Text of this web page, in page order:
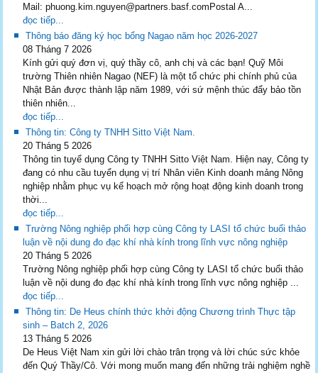
Mail: phuong.kim.nguyen@partners.basf.comPostal A...
đọc tiếp...
Thông báo đăng ký học bổng Nagao năm học 2026-2027
08 Tháng 7 2026
Kính gửi quý đơn vị, quý thầy cô, anh chị và các bạn! Quỹ Môi
trường Thiên nhiên Nagao (NEF) là một tổ chức phi chính phủ của
Nhật Bản được thành lập năm 1989, với sứ mệnh thúc đẩy bảo tồn
thiên nhiên...
đọc tiếp...
Thông tin: Công ty TNHH Sitto Việt Nam.
20 Tháng 5 2026
Thông tin tuyể dụng Công ty TNHH Sitto Việt Nam. Hiện nay, Công ty
đang có nhu cầu tuyển dụng vị trí Nhân viên Kinh doanh mảng Nông
nghiệp nhằm phục vụ kế hoạch mở rộng hoạt động kinh doanh trong
thời...
đọc tiếp...
Trường Nông nghiệp phối hợp cùng Công ty LASI tổ chức buổi thảo
luận về nội dung đo đạc khí nhà kính trong lĩnh vực nông nghiệp
20 Tháng 5 2026
Trường Nông nghiệp phối hợp cùng Công ty LASI tổ chức buổi thảo
luận về nội dung đo đạc khí nhà kính trong lĩnh vực nông nghiệp ...
đọc tiếp...
Thông tin: De Heus chính thức khởi động Chương trình Thực tập
sinh – Batch 2, 2026
13 Tháng 5 2026
De Heus Việt Nam xin gửi lời chào trân trọng và lời chúc sức khỏe
đến Quý Thầy/Cô. Với mong muốn mang đến những trải nghiệm nghề